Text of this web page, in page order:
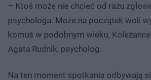
– Ktoś może nie chcieć od razu
psychologa. Może na początek woli
komuś w podobnym wieku.
Agata Rudnik, psycholog.
Na ten moment spotkania odbywają